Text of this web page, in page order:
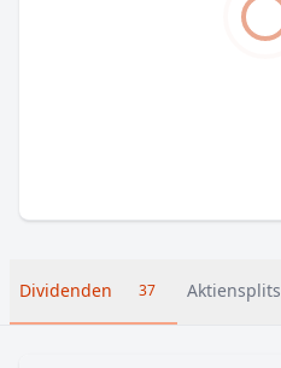
Dividenden 37 Aktiensplits